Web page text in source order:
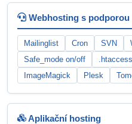
Webhosting s podporou
Mailinglist Cron SVN
Safe_mode on/off
.htaccess
ImageMagick
Plesk
Aplikační hosting